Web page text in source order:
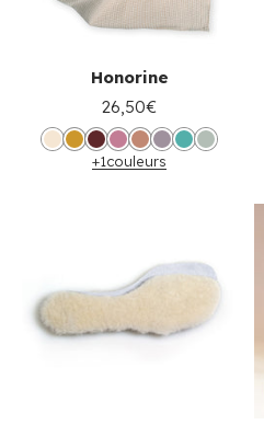
Honorine
26,50€
+1couleurs